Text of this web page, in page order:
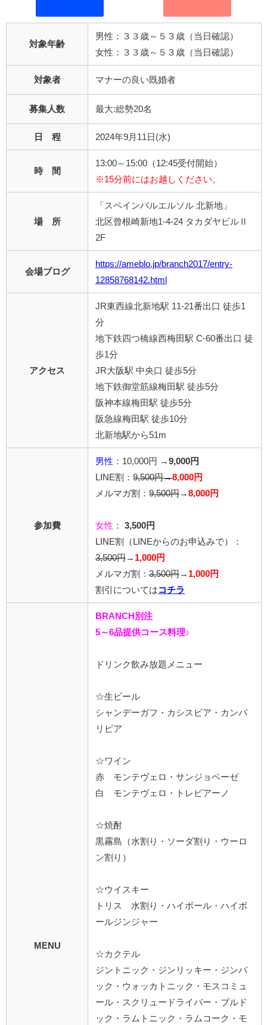
対象年齢
男性：３３歳～５３歳（当日確認）
女性：３３歳～５３歳（当日確認）
対象者 マナーの良い既婚者
募集人数 最大:総勢20名
日 程 2024年9月11日(水)
時 間
13:00～15:00（12:45受付開始）
※15分前にはお越しください。
場 所
「スペインバルエルソル 北新地」
北区曾根崎新地1-4-24 タカダヤビルⅡ
2F
会場ブログ
https://ameblo.jp/branch2017/entry-
12858768142.html
アクセス
JR東西線北新地駅 11-21番出口 徒歩1
分
地下鉄四つ橋線西梅田駅 C-60番出口 徒
歩1分
JR大阪駅 中央口 徒歩5分
地下鉄御堂筋線梅田駅 徒歩5分
阪神本線梅田駅 徒歩5分
阪急線梅田駅 徒歩10分
北新地駅から51m
参加費
男性 ：10,000円 → 9,000円
LINE割： 9,500円→8,000円
メルマガ割： 9,500円 → 8,000円
女性 ：
3,500円
LINE割
（LINEからのお申込みで）
：
3,500円 → 1,000円
メルマガ割： 3,500円 → 1,000円
割引については コチラ
MENU
BRANCH別注
5～6品提供コース料理♪
ドリンク飲み放題メニュー
☆生ビール
シャンデーガフ・カシスビア・カンパ
リビア
☆ワイン
赤 モンテヴェロ・サンジョベーゼ
白 モンテヴェロ・トレビアーノ
☆焼酎
黒霧島（水割り・ソーダ割り・ウーロ
ン割り）
☆ウイスキー
トリス 水割り・ハイボール・ハイボ
ールジンジャー
☆カクテル
ジントニック・ジンリッキー・ジンバ
ック・ウォッカトニック・モスコミュ
ール・スクリュードライバー・ブルド
ック・ラムトニック・ラムコーク・モ